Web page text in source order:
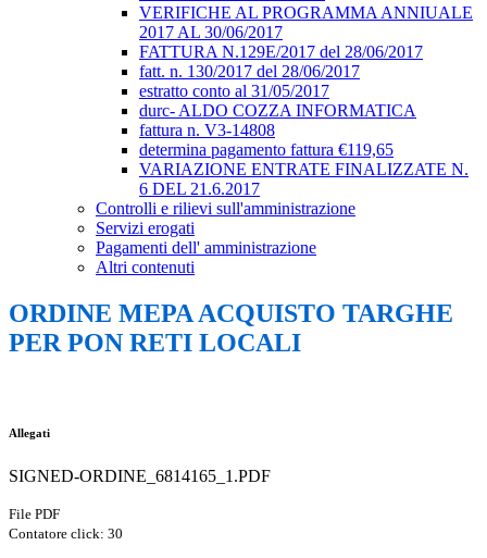
VERIFICHE AL PROGRAMMA ANNIUALE
2017 AL 30/06/2017
FATTURA N.129E/2017 del 28/06/2017
fatt. n. 130/2017 del 28/06/2017
estratto conto al 31/05/2017
durc- ALDO COZZA INFORMATICA
fattura n. V3-14808
determina pagamento fattura €119,65
VARIAZIONE ENTRATE FINALIZZATE N.
6 DEL 21.6.2017
Controlli e rilievi sull'amministrazione
Servizi erogati
Pagamenti dell' amministrazione
Altri contenuti
ORDINE MEPA ACQUISTO TARGHE
PER PON RETI LOCALI
Allegati
SIGNED-ORDINE_6814165_1.PDF
File PDF
Contatore click: 30